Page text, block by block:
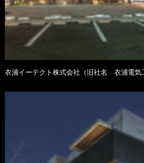
衣浦イーテクト株式会社（旧社名 衣浦電気